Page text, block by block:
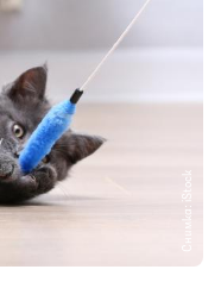
Снимка: iStock